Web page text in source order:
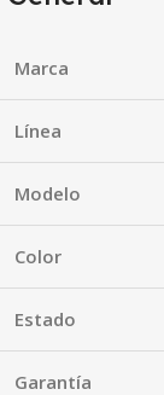
Marca
Línea
Modelo
Color
Estado
Garantía